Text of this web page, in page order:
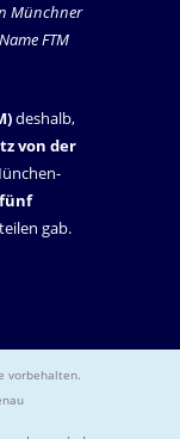
Münchner
FTM
deshalb,
von der
gab.
vorbehalten.